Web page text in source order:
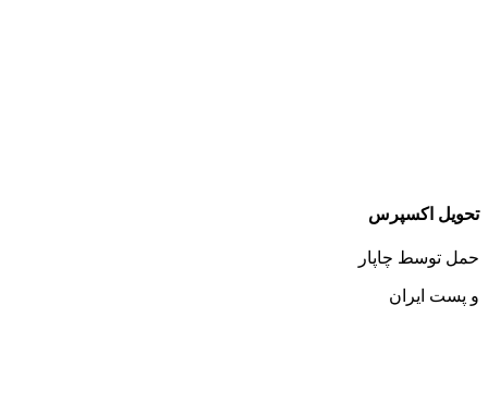
تحویل اکسپرس
حمل توسط چاپار
و پست ایران